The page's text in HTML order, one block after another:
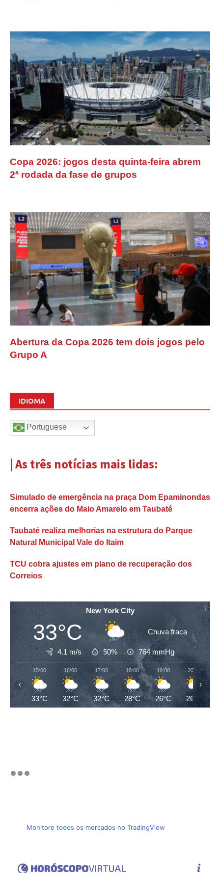
Copa 2026: jogos desta quinta-feira abrem
2ª rodada da fase de grupos
Abertura da Copa 2026 tem dois jogos pelo
Grupo A
IDIOMA
Portuguese
| As três notícias mais lidas:
Simulado de emergência na praça Dom Epaminondas
encerra ações do Maio Amarelo em Taubaté
Taubaté realiza melhorias na estrutura do Parque
Natural Municipal Vale do Itaim
TCU cobra ajustes em plano de recuperação dos
Correios
New York City
33°C Chuva fraca
4.1 m/s 50% 764mmHg
15:00
33°C
16:00
32°C
17:00
32°C
18:00
28°C
19:00
26°C
20:00
26°C
‹ ›
Monitore todos os mercados no TradingView